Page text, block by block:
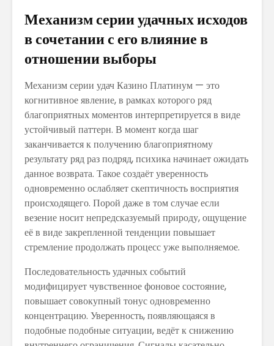
Механизм серии удачных исходов
в сочетании с его влияние в
отношении выборы
Механизм серии удач Казино Платинум — это
когнитивное явление, в рамках которого ряд
благоприятных моментов интерпретируется в виде
устойчивый паттерн. В момент когда шаг
заканчивается к получению благоприятному
результату ряд раз подряд, психика начинает ожидать
данное возврата. Такое создаёт уверенность
одновременно ослабляет скептичность восприятия
происходящего. Порой даже в том случае если
везение носит непредсказуемый природу, ощущение
её в виде закрепленной тенденции повышает
стремление продолжать процесс уже выполняемое.
Последовательность удачных событий
модифицирует чувственное фоновое состояние,
повышает совокупный тонус одновременно
концентрацию. Уверенность, появляющаяся в
подобные подобные ситуации, ведёт к снижению